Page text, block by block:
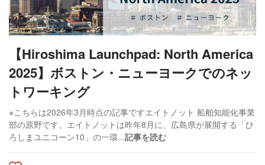
【Hiroshima Launchpad: North America
2025】ボストン・ニューヨークでのネッ
トワーキング
※こちらは2026年3月時点の記事ですエイトノット 船舶知能化事業
部の原野です。エイトノットは昨年8月に、広島県が展開する「ひ
ろしまユニコーン10」の一環...記事を読む